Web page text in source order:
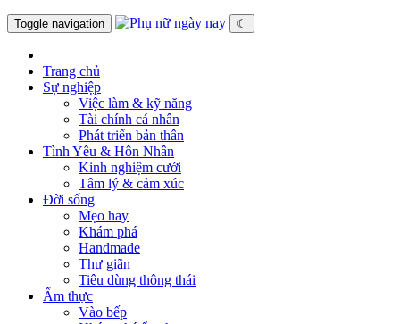
Toggle navigation ☾
Trang chủ
Sự nghiệp
Việc làm & kỹ năng
Tài chính cá nhân
Phát triển bản thân
Tình Yêu & Hôn Nhân
Kinh nghiệm cưới
Tâm lý & cảm xúc
Đời sống
Mẹo hay
Khám phá
Handmade
Thư giãn
Tiêu dùng thông thái
Ẩm thực
Vào bếp